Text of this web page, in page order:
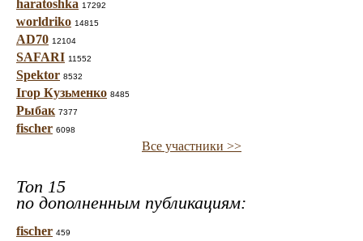
haratoshka 17292
worldriko 14815
AD70 12104
SAFARI 11552
Spektor 8532
Ігор Кузьменко 8485
Рыбак 7377
fischer 6098
Все участники >>
Топ 15
по дополненным публикациям:
fischer 459